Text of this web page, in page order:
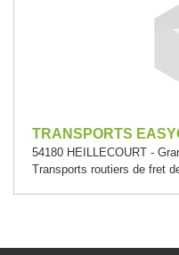
TRANSPORTS
54180 HEILLECOURT -
Transports routiers de fret